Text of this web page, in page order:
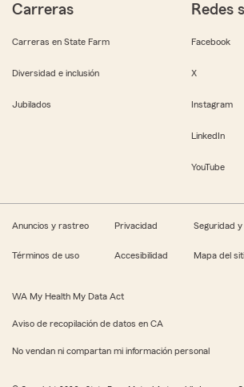
Carreras
Carreras en State Farm
Diversidad e inclusión
Jubilados
Redes
Facebook
X
Instagram
LinkedIn
YouTube
Anuncios y rastreo Privacidad Seguridad
Términos de uso Accesibilidad Mapa del
WA My Health My Data Act
Aviso de recopilación de datos en CA
No vendan ni compartan mi información personal